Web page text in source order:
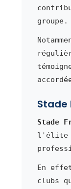
groupe.
Stade
Stade
l'élite
En
clubs